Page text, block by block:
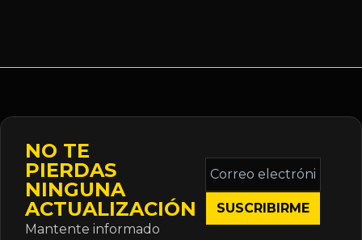
NO TE
PIERDAS
NINGUNA
ACTUALIZACIÓN
Mantente informado
Correo
electrónico
*